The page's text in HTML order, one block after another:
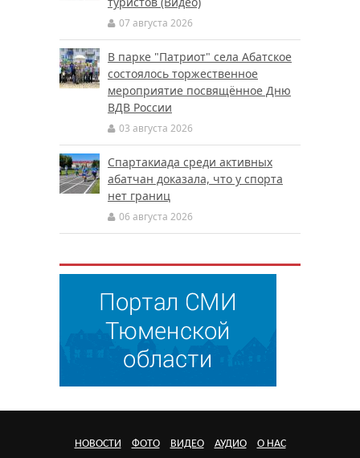
07 августа 2026
В парке "Патриот" села Абатское
состоялось торжественное
мероприятие посвящённое Дню
ВДВ России
03 августа 2026
Спартакиада среди активных
абатчан доказала, что у спорта
нет границ
06 августа 2026
НОВОСТИ ФОТО ВИДЕО АУДИО О НАС